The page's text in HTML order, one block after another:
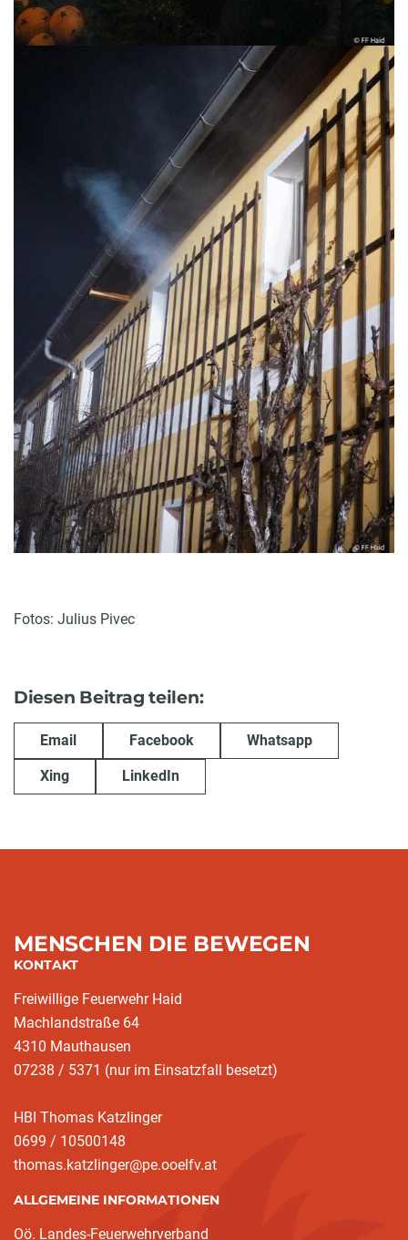
Fotos: Julius Pivec
Diesen Beitrag teilen:
Email Facebook Whatsapp
Xing LinkedIn
MENSCHEN DIE BEWEGEN
KONTAKT
Freiwillige Feuerwehr Haid
Machlandstraße 64
4310 Mauthausen
07238 / 5371 (nur im Einsatzfall besetzt)
HBI Thomas Katzlinger
0699 / 10500148
thomas.katzlinger@pe.ooelfv.at
ALLGEMEINE INFORMATIONEN
Oö. Landes-Feuerwehrverband